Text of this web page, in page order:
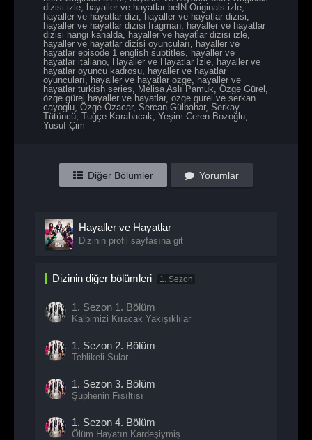
dizisi izle hayaller ve hayatlar beIN Originals izle
hayaller ve hayatlar dizi ,hayaller ve hayatlar dizisi
hayaller ve hayatlar dizisi fragman hayaller ve hayatlar
dizisi hangi kanalda hayaller ve hayatlar dizisi izle
hayaller ve hayatlar dizisi oyuncuları
hayaller ve
hayatlar episode 1 english subtitles
hayaller ve
hayatlar italiano Hayaller ve Hayatlar İzle hayaller ve
hayatlar oyuncu kadrosu hayaller ve hayatlar
oyuncuları hayaller ve hayatlar ozge hayaller ve
hayatlar turkish series
Melisa Aslı Pamuk Özge Gürel
özge gürel hayaller ve hayatlar, ozge gurel ve serkan
cayoglu Özge Özacar, Sercan Gülbahar, Serkay
Tütüncü Tuğçe Karabacak Yeşim Ceren Bozoğlu
Yusuf Çim
Diğer Bölümler Yorumlar
Hayaller ve Hayatlar
Dizinin profil sayfasına git
Dizinin diğer bölümleri 1. Sezon
1. Sezon 1. Bölüm
Kalbimizi Kıracak Yakışıklılar
1. Sezon 2. Bölüm
Tehlikeli Sular
1. Sezon 3. Bölüm
Şüphenin Fısıltısı
1. Sezon 4. Bölüm
Ölüm Hayatın Kardeşiymiş